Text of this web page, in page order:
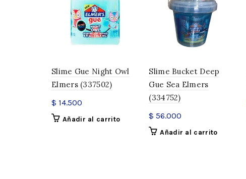
Slime Gue Night Owl
Elmers (337502)
$ 14.500
Añadir al carrito
Slime Bucket Deep
Gue Sea Elmers
(334752)
$ 56.000
Añadir al carrito